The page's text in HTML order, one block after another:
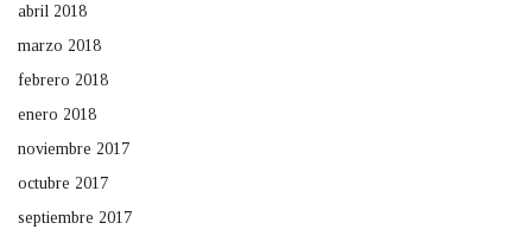
abril 2018
marzo 2018
febrero 2018
enero 2018
noviembre 2017
octubre 2017
septiembre 2017